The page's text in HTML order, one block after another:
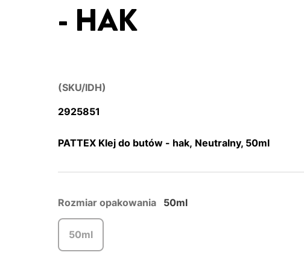
- HAK
(SKU/IDH)
2925851
PATTEX Klej do butów - hak, Neutralny, 50ml
Rozmiar opakowania 50ml
50ml